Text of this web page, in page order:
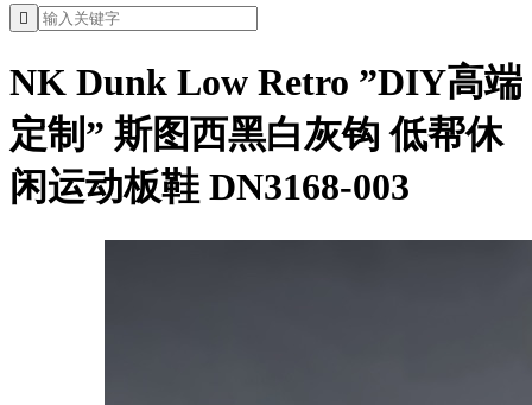

NK Dunk Low Retro ”DIY高端
定制” 斯图西黑白灰钩 低帮休
闲运动板鞋 DN3168-003